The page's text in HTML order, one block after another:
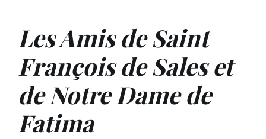
Les Amis de Saint
François de Sales et
de Notre Dame de
Fatima